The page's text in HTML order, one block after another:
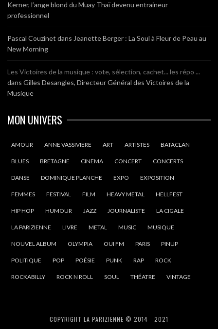
Kerner, l’ange blond du Muay Thaï devenu entraineur
professionnel
Pascal Couzinet dans Jeanette Berger : La Soul à Fleur de Peau au
New Morning
Les Victoires de la musique : vote, sélection, cachet... les répo ...
dans Gilles Desangles, Directeur Général des Victoires de la
Musique
MON UNIVERS
AMOUR ANNE VASSIVIERE ART ARTISTES BATACLAN
BLUES BRETAGNE CINEMA CONCERT CONCERTS
DANSE DOMINIQUE PLANCHE EXPO EXPOSITION
FEMMES FESTIVAL FILM HEAVY METAL HELLFEST
HIP HOP HUMOUR JAZZ JOURNALISTE LA CIGALE
LA PARIZIENNE LIVRE METAL MUSIC MUSIQUE
NOUVEL ALBUM OLYMPIA OUI FM PARIS PINUP
POLITIQUE POP POÉSIE PUNK RAP ROCK
ROCKABILLY ROCK N ROLL SOUL THÉATRE VINTAGE
COPYRIGHT LA PARIZIENNE © 2014 - 2021